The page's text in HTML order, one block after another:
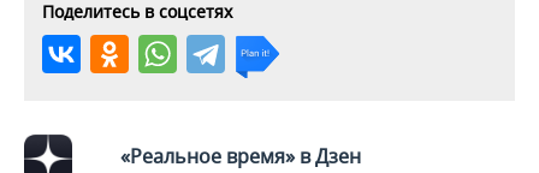
Поделитесь в соцсетях
«Реальное время» в Дзен